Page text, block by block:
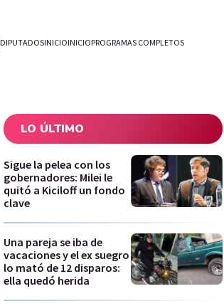
DIPUTADOSINICIOINICIOPROGRAMAS COMPLETOS
LO ÚLTIMO
Sigue la pelea con los
gobernadores: Milei le
quitó a Kiciloff un fondo
clave
Una pareja se iba de
vacaciones y el ex suegro
lo mató de 12 disparos:
ella quedó herida